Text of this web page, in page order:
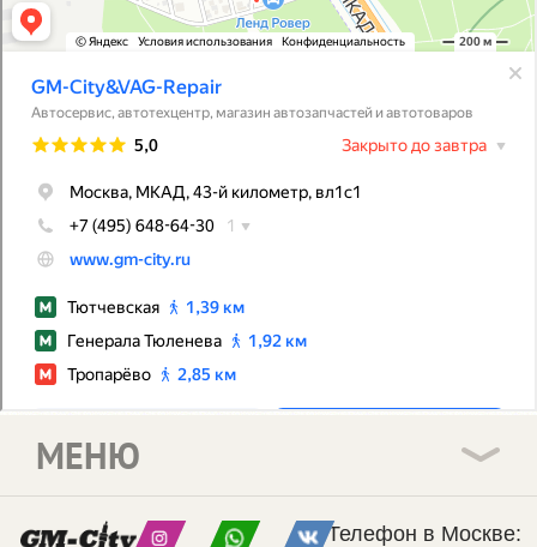
МЕНЮ
Телефон в Москве: